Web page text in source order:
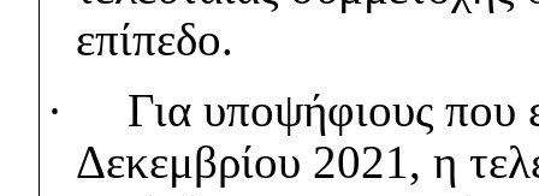
επίπεδο.
·
Για υποψήφιους που
Δεκεμβρίου 2021, η